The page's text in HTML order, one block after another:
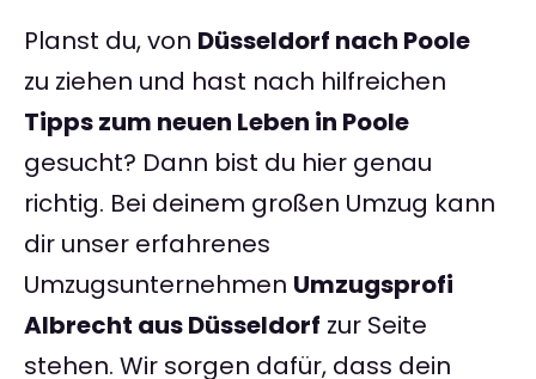
Planst du, von Düsseldorf nach Poole
zu ziehen und hast nach hilfreichen
Tipps zum neuen Leben in Poole
gesucht? Dann bist du hier genau
richtig. Bei deinem großen Umzug kann
dir unser erfahrenes
Umzugsunternehmen Umzugsprofi
Albrecht aus Düsseldorf zur Seite
stehen. Wir sorgen dafür, dass dein